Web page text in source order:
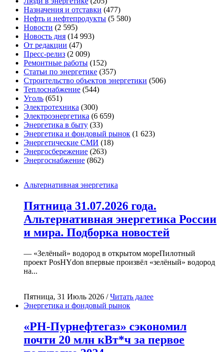
Назначения и отставки (477)
Нефть и нефтепродукты (5 580)
Новости (2 595)
Новость дня (14 993)
От редакции (47)
Пресс-релиз (2 009)
Ремонтные работы (152)
Статьи по энергетике (357)
Строительство объектов энергетики (506)
Теплоснабжение (544)
Уголь (651)
Электротехника (300)
Электроэнергетика (6 659)
Энергетика в быту (33)
Энергетика и фондовый рынок (1 623)
Энергетические СМИ (18)
Энергосбережение (263)
Энергоснабжение (862)
Альтернативная энергетика
Пятница 31.07.2026 года.
Альтернативная энергетика России
и мира. Подборка новостей
— «Зелёный» водород в открытом мореПилотный
проект PosHYdon впервые произвёл «зелёный» водород
на...
Пятница, 31 Июль 2026 /Читать далее
Энергетика и фондовый рынок
«РН-Пурнефтегаз» сэкономил
почти 20 млн кВт*ч за первое